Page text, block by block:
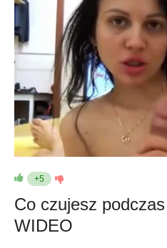
+5
Co czujesz
WIDEO